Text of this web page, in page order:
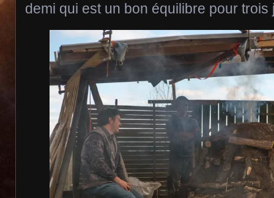
demi qui est un bon équilibre pour trois